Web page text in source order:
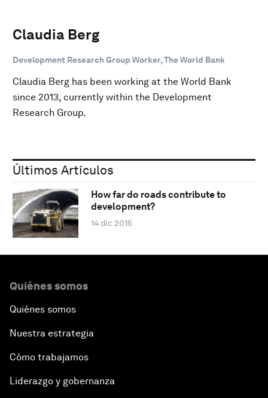
Claudia Berg
Development Research Group Worker, The World Bank
Claudia Berg has been working at the World Bank
since 2013, currently within the Development
Research Group.
Últimos Artículos
How far do roads contribute to
development?
14 dic 2015
Quiénes somos
Quiénes somos
Nuestra estrategia
Cómo trabajamos
Liderazgo y gobernanza